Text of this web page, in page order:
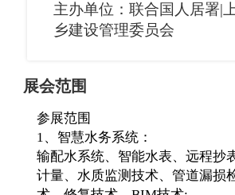
主办单位：联合国人居署|
乡建设管理委员会
展会范围
参展范围
1、智慧水务系统：
输配水系统、智能水表、远程抄
计量、水质监测技术、管道漏损